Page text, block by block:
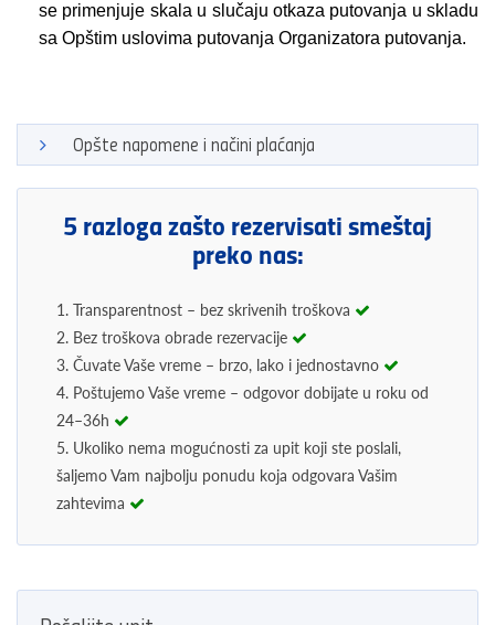
se primenjuje skala u slučaju otkaza putovanja u skladu
sa Opštim uslovima putovanja Organizatora putovanja.
Opšte napomene i načini plaćanja
5 razloga zašto rezervisati smeštaj
preko nas:
1. Transparentnost – bez skrivenih troškova
2. Bez troškova obrade rezervacije
3. Čuvate Vaše vreme – brzo, lako i jednostavno
4. Poštujemo Vaše vreme – odgovor dobijate u roku od
24–36h
5. Ukoliko nema mogućnosti za upit koji ste poslali,
šaljemo Vam najbolju ponudu koja odgovara Vašim
zahtevima